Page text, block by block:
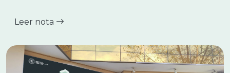
Leer nota